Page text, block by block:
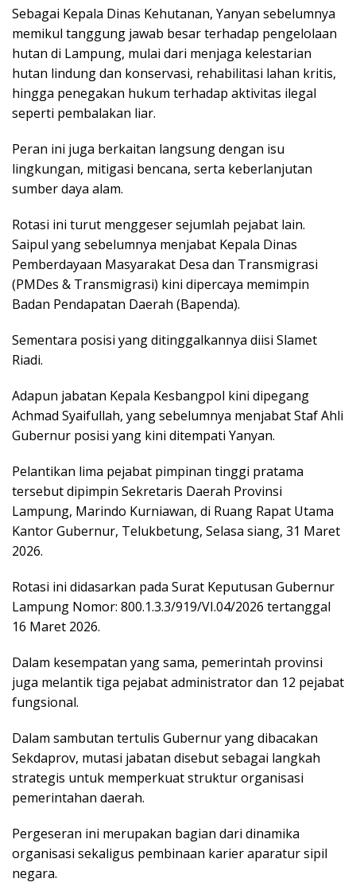
Sebagai Kepala Dinas Kehutanan, Yanyan sebelumnya
memikul tanggung jawab besar terhadap pengelolaan
hutan di Lampung, mulai dari menjaga kelestarian
hutan lindung dan konservasi, rehabilitasi lahan kritis,
hingga penegakan hukum terhadap aktivitas ilegal
seperti pembalakan liar.
Peran ini juga berkaitan langsung dengan isu
lingkungan, mitigasi bencana, serta keberlanjutan
sumber daya alam.
Rotasi ini turut menggeser sejumlah pejabat lain.
Saipul yang sebelumnya menjabat Kepala Dinas
Pemberdayaan Masyarakat Desa dan Transmigrasi
(PMDes & Transmigrasi) kini dipercaya memimpin
Badan Pendapatan Daerah (Bapenda).
Sementara posisi yang ditinggalkannya diisi Slamet
Riadi.
Adapun jabatan Kepala Kesbangpol kini dipegang
Achmad Syaifullah, yang sebelumnya menjabat Staf Ahli
Gubernur posisi yang kini ditempati Yanyan.
Pelantikan lima pejabat pimpinan tinggi pratama
tersebut dipimpin Sekretaris Daerah Provinsi
Lampung, Marindo Kurniawan, di Ruang Rapat Utama
Kantor Gubernur, Telukbetung, Selasa siang, 31 Maret
2026.
Rotasi ini didasarkan pada Surat Keputusan Gubernur
Lampung Nomor: 800.1.3.3/919/VI.04/2026 tertanggal
16 Maret 2026.
Dalam kesempatan yang sama, pemerintah provinsi
juga melantik tiga pejabat administrator dan 12 pejabat
fungsional.
Dalam sambutan tertulis Gubernur yang dibacakan
Sekdaprov, mutasi jabatan disebut sebagai langkah
strategis untuk memperkuat struktur organisasi
pemerintahan daerah.
Pergeseran ini merupakan bagian dari dinamika
organisasi sekaligus pembinaan karier aparatur sipil
negara.